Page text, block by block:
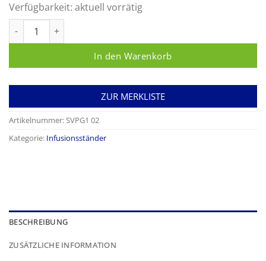
Verfügbarkeit: aktuell vorrätig
In den Warenkorb
ZUR MERKLISTE
Artikelnummer:SVPG1 02
Kategorie: Infusionsständer
BESCHREIBUNG
ZUSÄTZLICHE INFORMATION